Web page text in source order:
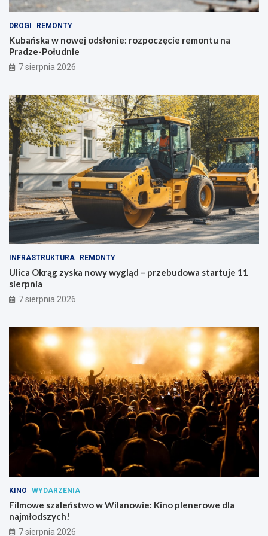
s
k
e
u
l
e
!
t
u
a
P
r
z
e
-
P
o
ł
u
d
n
i
e
DROGI REMONTY
Kubańska w nowej odsłonie: rozpoczęcie remontu na
Pradze-Południe
7 sierpnia 2026
INFRASTRUKTURA REMONTY
Ulica Okrąg zyska nowy wygląd – przebudowa startuje 11
sierpnia
7 sierpnia 2026
KINO WYDARZENIA
Filmowe szaleństwo w Wilanowie: Kino plenerowe dla
najmłodszych!
7 sierpnia 2026